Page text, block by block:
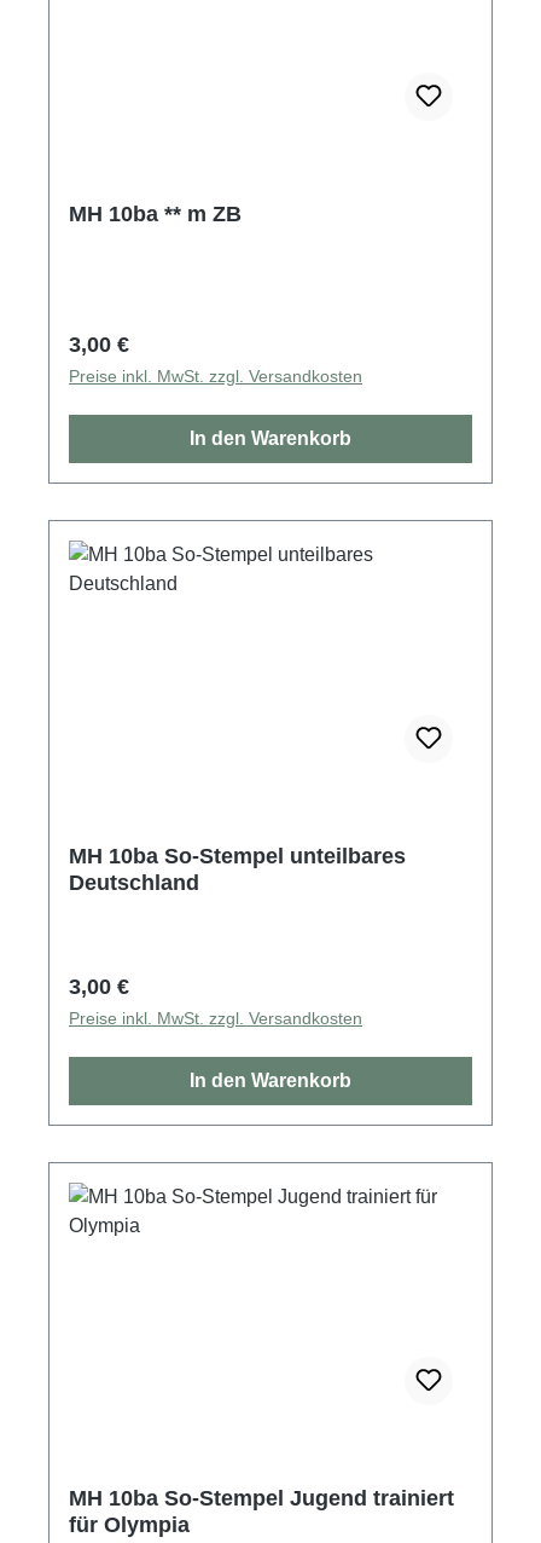
MH 10ba ** m ZB
Regulärer Preis:
3,00 €
Preise inkl. MwSt. zzgl. Versandkosten
In den Warenkorb
MH 10ba So-Stempel unteilbares
Deutschland
Regulärer Preis:
3,00 €
Preise inkl. MwSt. zzgl. Versandkosten
In den Warenkorb
MH 10ba So-Stempel Jugend trainiert
für Olympia